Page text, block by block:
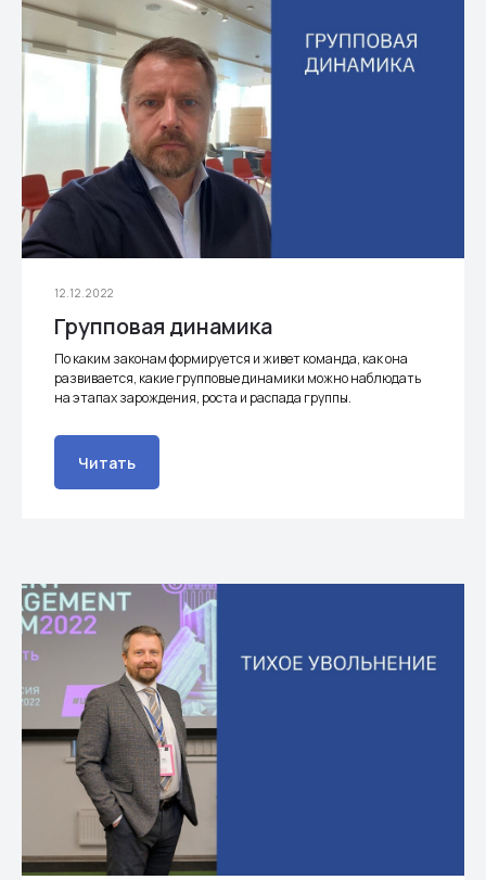
12.12.2022
Групповая динамика
По каким законам формируется и живет команда, как она
развивается, какие групповые динамики можно наблюдать
на этапах зарождения, роста и распада группы.
Читать